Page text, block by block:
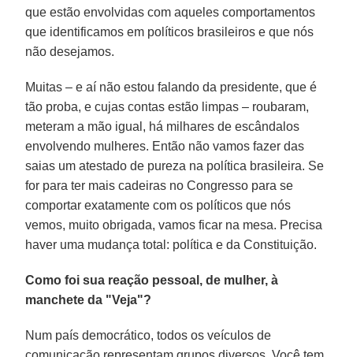
que estão envolvidas com aqueles comportamentos
que identificamos em políticos brasileiros e que nós
não desejamos.
Muitas – e aí não estou falando da presidente, que é
tão proba, e cujas contas estão limpas – roubaram,
meteram a mão igual, há milhares de escândalos
envolvendo mulheres. Então não vamos fazer das
saias um atestado de pureza na política brasileira. Se
for para ter mais cadeiras no Congresso para se
comportar exatamente com os políticos que nós
vemos, muito obrigada, vamos ficar na mesa. Precisa
haver uma mudança total: política e da Constituição.
Como foi sua reação pessoal, de mulher, à
manchete da "Veja"?
Num país democrático, todos os veículos de